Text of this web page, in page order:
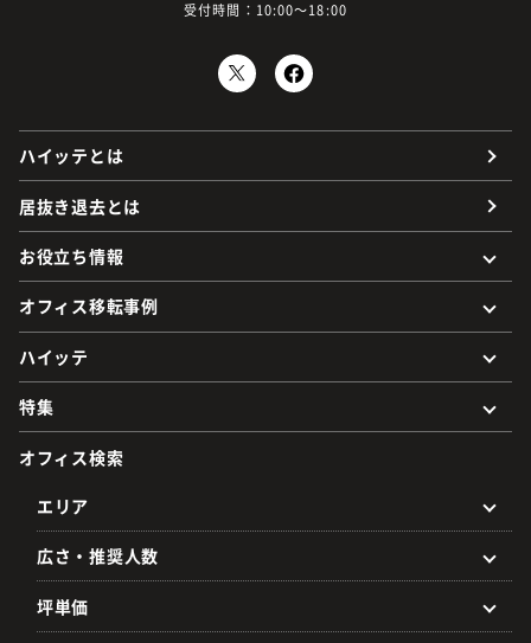
受付時間：10:00～18:00
ハイッテとは
居抜き退去とは
お役立ち情報
オフィス移転事例
ハイッテ
特集
オフィス検索
エリア
広さ・推奨人数
坪単価